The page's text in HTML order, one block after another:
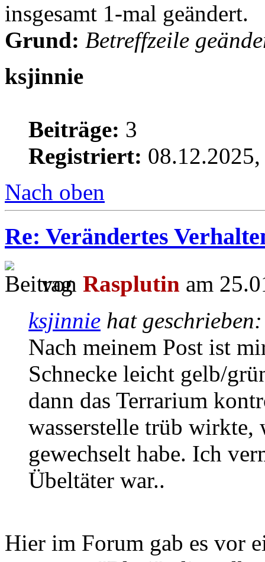
insgesamt 1-mal geändert.
Grund: Betreffzeile
ksjinnie
Beiträge: 3
Registriert:
Nach oben
Re: Verändertes
von Rasplutin am
ksjinnie hat
Nach meinem Post ist
Schnecke leicht gelb/
dann das Terrarium
wasserstelle trüb
gewechselt habe. Ich
Übeltäter war..
Hier im Forum gab es vor